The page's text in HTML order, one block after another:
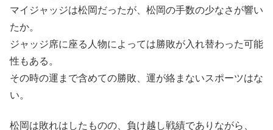
マイジャッジは松岡だったが、松岡の手数の少なさが響い
たか。
ジャッジ席に座る人物によっては勝敗が入れ替わった可能
性もある。
その時の運まで含めての勝敗、運が絡まないスポーツはな
い。
松岡は敗れはしたものの、負け越し戦績でありながら、